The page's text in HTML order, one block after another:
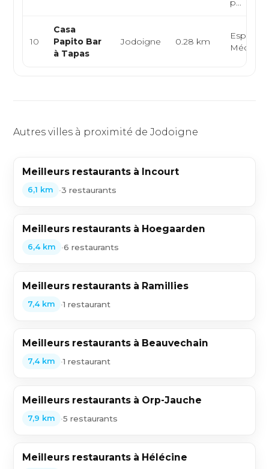
p...
10
Casa
Papito Bar
à Tapas
Jodoigne 0.28 km
Autres villes à proximité de Jodoigne
Meilleurs restaurants à Incourt
6,1 km •3 restaurants
Meilleurs restaurants à Hoegaarden
6,4 km •6 restaurants
Meilleurs restaurants à Ramillies
7,4 km •1 restaurant
Meilleurs restaurants à Beauvechain
7,4 km •1 restaurant
Meilleurs restaurants à Orp-Jauche
7,9 km •5 restaurants
Meilleurs restaurants à Hélécine